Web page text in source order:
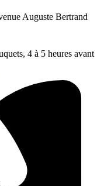
Auguste Bertrand
4 à 5 heures avant